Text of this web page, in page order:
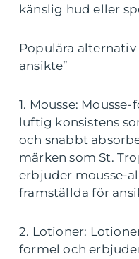
känslig hud eller
Populära alternativ
ansikte”
1. Mousse:
luftig konsistens
och snabbt
märken som St.
erbjuder mousse-
framställda för
2. Lotioner:
formel och